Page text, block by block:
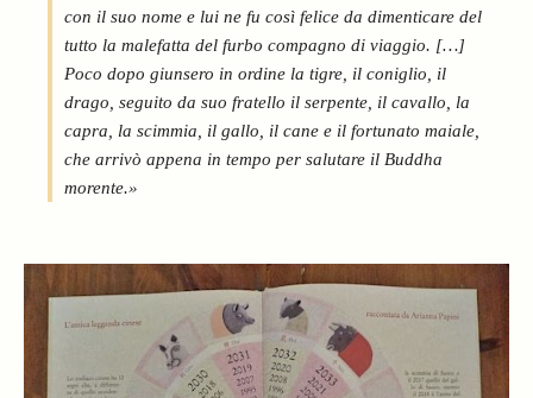
con il suo nome e lui ne fu così felice da dimenticare del
tutto la malefatta del furbo compagno di viaggio. […]
Poco dopo giunsero in ordine la tigre, il coniglio, il
drago, seguito da suo fratello il serpente, il cavallo, la
capra, la scimmia, il gallo, il cane e il fortunato maiale,
che arrivò appena in tempo per salutare il Buddha
morente.»